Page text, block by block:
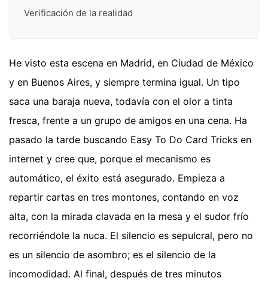
Verificación de la realidad
He visto esta escena en Madrid, en Ciudad de México
y en Buenos Aires, y siempre termina igual. Un tipo
saca una baraja nueva, todavía con el olor a tinta
fresca, frente a un grupo de amigos en una cena. Ha
pasado la tarde buscando Easy To Do Card Tricks en
internet y cree que, porque el mecanismo es
automático, el éxito está asegurado. Empieza a
repartir cartas en tres montones, contando en voz
alta, con la mirada clavada en la mesa y el sudor frío
recorriéndole la nuca. El silencio es sepulcral, pero no
es un silencio de asombro; es el silencio de la
incomodidad. Al final, después de tres minutos